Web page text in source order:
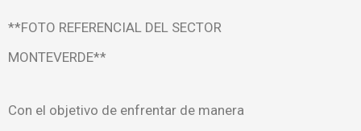
**FOTO REFERENCIAL DEL SECTOR
MONTEVERDE**
Con el objetivo de enfrentar de manera